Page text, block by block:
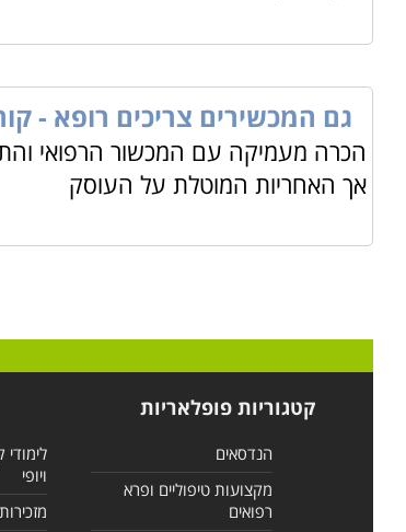
גם המכשירים צריכים רופא -
הכרה מעמיקה עם המכשור הרפואי
אך האחריות המוטלת על העוסק
קטגוריות פופלאריות
הנדסאים
מקצועות טיפוליים ופרא
רפואים
ויופי